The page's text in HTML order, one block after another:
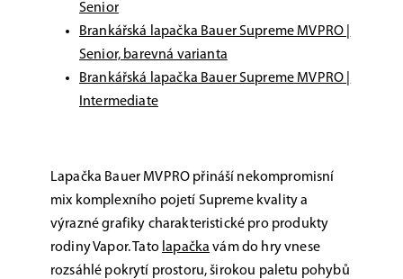
Senior
Brankářská lapačka Bauer Supreme MVPRO |
Senior, barevná varianta
Brankářská lapačka Bauer Supreme MVPRO |
Intermediate
Lapačka Bauer MVPRO přináší nekompromisní
mix komplexního pojetí Supreme kvality a
výrazné grafiky charakteristické pro produkty
rodiny Vapor. Tato lapačka vám do hry vnese
rozsáhlé pokrytí prostoru, širokou paletu pohybů